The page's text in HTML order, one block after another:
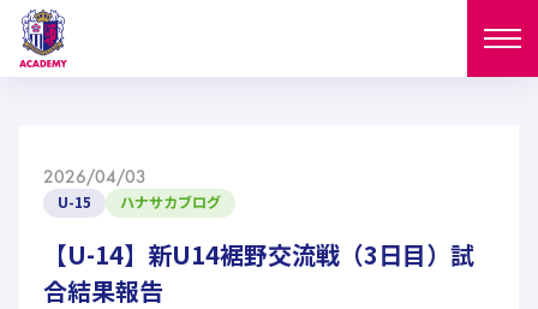
NEWS
試合日程
2026/04/03
U-15 ハナサカブログ
【U-14】新U14裾野交流戦（3日目）試
合結果報告